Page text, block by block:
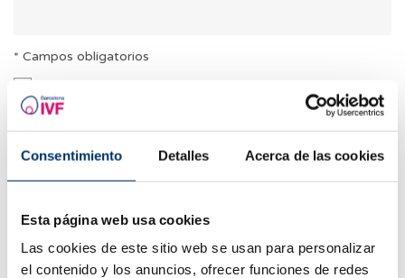
Consentimiento Detalles Acerca de las cookies
Esta página web usa cookies
Las cookies de este sitio web se usan para personalizar
el contenido y los anuncios, ofrecer funciones de redes
* Campos obligatorios
política de privacidad
Artículos relacionados